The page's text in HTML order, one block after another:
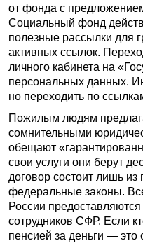
от фонда с
Социальный фонд
полезные рассылки для
активных ссылок.
личного кабинета на
персональных данных.
но переходить по
Пожилым людям
сомнительными
обещают
свои услуги они берут
договор состоит лишь из
федеральные законы.
России
сотрудников СФР. Если
пенсией за деньги — это